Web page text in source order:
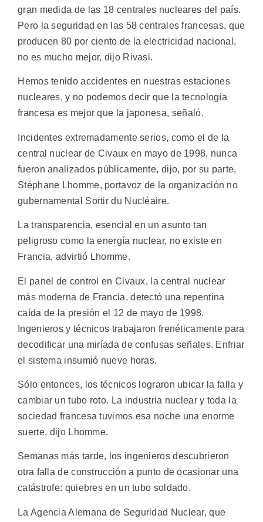
gran medida de las 18 centrales nucleares del país.
Pero la seguridad en las 58 centrales francesas, que
producen 80 por ciento de la electricidad nacional,
no es mucho mejor, dijo Rivasi.
Hemos tenido accidentes en nuestras estaciones
nucleares, y no podemos decir que la tecnología
francesa es mejor que la japonesa, señaló.
Incidentes extremadamente serios, como el de la
central nuclear de Civaux en mayo de 1998, nunca
fueron analizados públicamente, dijo, por su parte,
Stéphane Lhomme, portavoz de la organización no
gubernamental Sortir du Nucléaire.
La transparencia, esencial en un asunto tan
peligroso como la energía nuclear, no existe en
Francia, advirtió Lhomme.
El panel de control en Civaux, la central nuclear
más moderna de Francia, detectó una repentina
caída de la presión el 12 de mayo de 1998.
Ingenieros y técnicos trabajaron frenéticamente para
decodificar una miríada de confusas señales. Enfriar
el sistema insumió nueve horas.
Sólo entonces, los técnicos lograron ubicar la falla y
cambiar un tubo roto. La industria nuclear y toda la
sociedad francesa tuvimos esa noche una enorme
suerte, dijo Lhomme.
Semanas más tarde, los ingenieros descubrieron
otra falla de construcción a punto de ocasionar una
catástrofe: quiebres en un tubo soldado.
La Agencia Alemana de Seguridad Nuclear, que